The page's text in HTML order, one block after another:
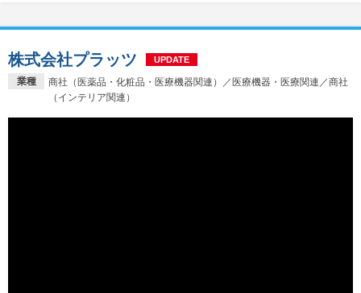
業種
商社（医薬品・化粧品・医療機器関連）／医療機器・医療関連／商社
（インテリア関連）
株式会社プラッツ UPDATE